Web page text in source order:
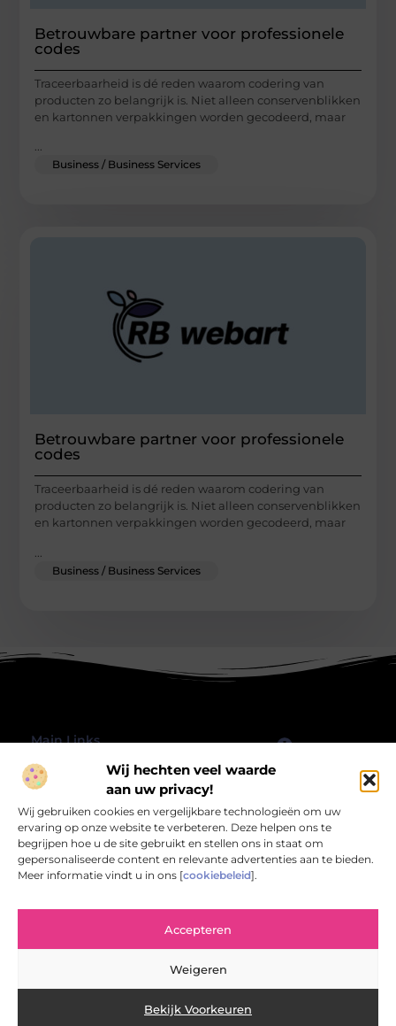
Wij hechten veel waarde
aan uw privacy!
Wij gebruiken cookies en vergelijkbare technologieën om uw
ervaring op onze website te verbeteren. Deze helpen ons te
begrijpen hoe u de site gebruikt en stellen ons in staat om
gepersonaliseerde content en relevante advertenties aan te bieden.
Meer informatie vindt u in ons [cookiebeleid].
Accepteren
Weigeren
Bekijk Voorkeuren
Betrouwbare partner voor professionele
codes
Traceerbaarheid is dé reden waarom codering van
producten zo belangrijk is. Niet alleen conservenblikken
en kartonnen verpakkingen worden gecodeerd, maar
...
Business / Business Services
Betrouwbare partner voor professionele
codes
Traceerbaarheid is dé reden waarom codering van
producten zo belangrijk is. Niet alleen conservenblikken
en kartonnen verpakkingen worden gecodeerd, maar
Business / Business Services
Main Links
@2025 All Right Reserved.
Design bywww.rbwebart.nl.
Bericht categorie
Rbwebart.nl – Jouw bron van inspirerende
verrijken en verlevendigen.